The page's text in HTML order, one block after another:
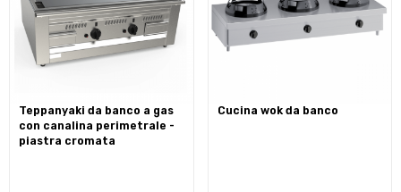
teppanyaki da banco a gas
con canalina perimetrale -
piastra cromata
cucina wok da banco